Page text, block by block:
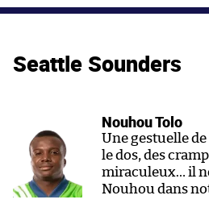
Seattle Sounders
Nouhou Tolo
Une gestuelle
le dos, des
miraculeux… il
Nouhou dans